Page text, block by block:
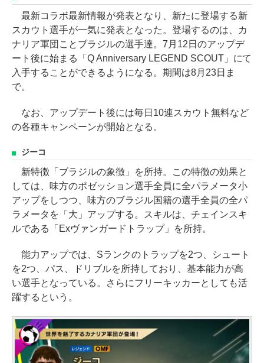
最新コラボ最新情報が発表となり、新たに登場する新
スカウト選手が一気に発表となった。登場するのは、カ
ナリア軍団ことブラジルの選手達。7月12日のアップデ
ート後に始まる「Q Anniversary LEGEND SCOUT」にて
入手することができるようになる。期間は8月23日ま
で。
なお、アップデート後には毎日10連スカウト無料など
の各種キャンペーンが開始となる。
ジーコ
新特徴「ブラジルの象徴」を所持。この特徴の効果と
しては、味方のポゼッション選手全員に全パラメータ小
アップをしつつ、味方のブラジル国籍の選手全員の全パ
ラメータを「大」アップする。スキルは、チェインスキ
ルである「Exヴァンガードトラップ」を所持。
能力アップでは、Sランクのトラップを2つ、シュート
を2つ、パス、ドリブルを所持しており、基本能力が高
い選手となっている。さらにフリーキッカーとしても活
躍するという。